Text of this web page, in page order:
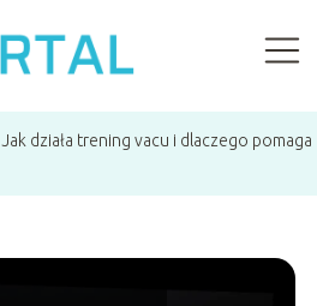
Jak działa trening vacu i dlaczego pomaga